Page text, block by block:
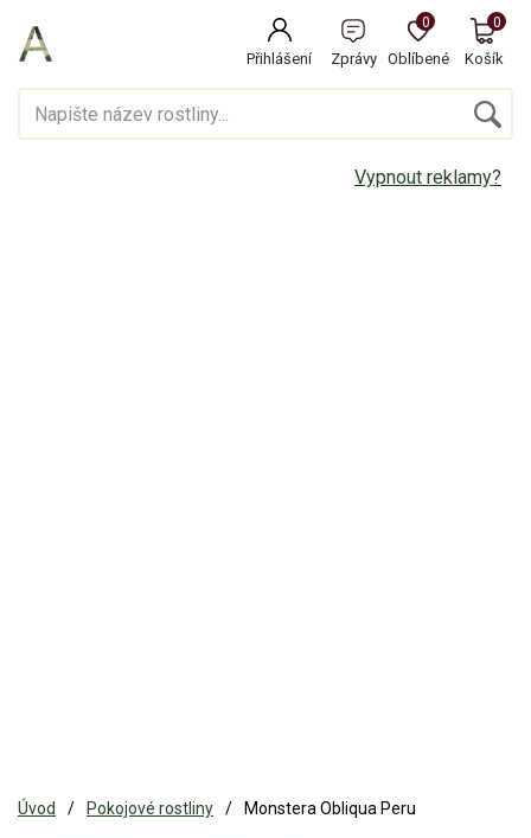
Přihlášení Zprávy Oblíbené
0
Košík
0
Vypnout reklamy?
Úvod Pokojové rostliny Monstera Obliqua Peru